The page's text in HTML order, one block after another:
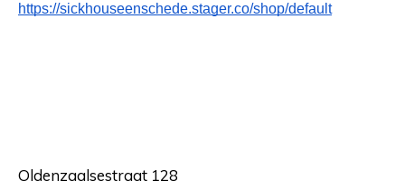
https://sickhouseenschede.stager.co/shop/default
Oldenzaalsestraat 128